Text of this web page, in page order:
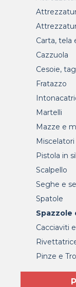
Carta, tela
Cazzuola
Cesoie,
Fratazzo
Martelli
Mazze e
Miscelatori
Pistola in
Scalpello
Seghe e
Spatole
Spazzole
Cacciaviti
Pinze e